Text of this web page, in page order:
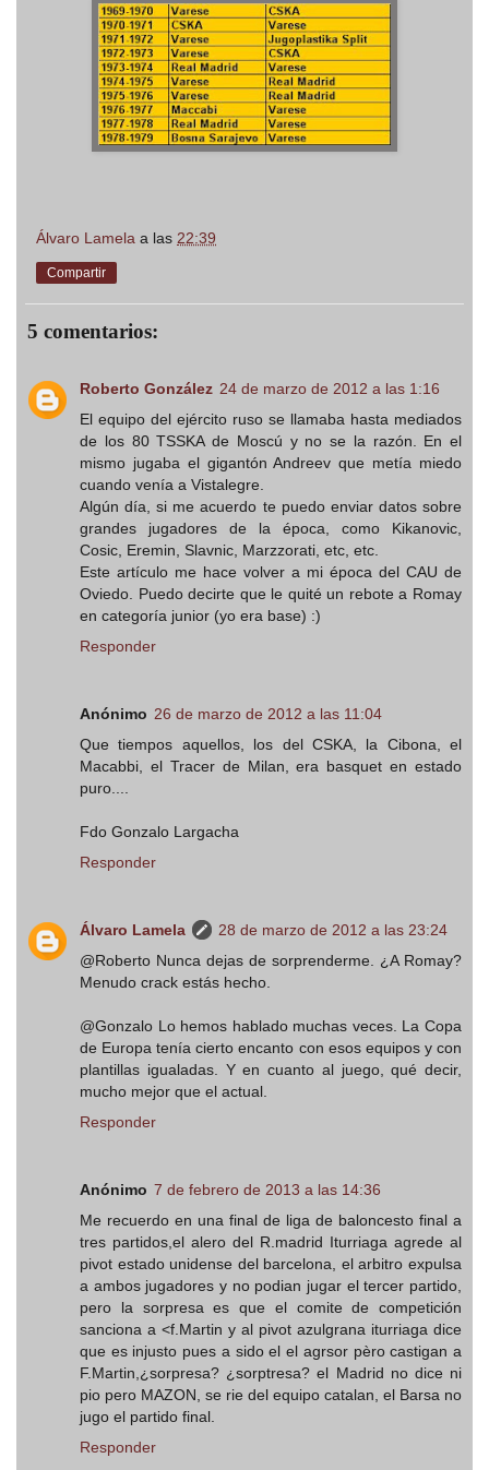
Álvaro Lamela a las 22:39
Compartir
5 comentarios:
Roberto González 24 de marzo de 2012 a las 1:16
El equipo del ejército ruso se llamaba hasta mediados
de los 80 TSSKA de Moscú y no se la razón. En el
mismo jugaba el gigantón Andreev que metía miedo
cuando venía a Vistalegre.
Algún día, si me acuerdo te puedo enviar datos sobre
grandes jugadores de la época, como Kikanovic,
Cosic, Eremin, Slavnic, Marzzorati, etc, etc.
Este artículo me hace volver a mi época del CAU de
Oviedo. Puedo decirte que le quité un rebote a Romay
en categoría junior (yo era base) :)
Responder
Anónimo 26 de marzo de 2012 a las 11:04
Que tiempos aquellos, los del CSKA, la Cibona, el
Macabbi, el Tracer de Milan, era basquet en estado
puro....
Fdo Gonzalo Largacha
Responder
Álvaro Lamela
28 de marzo de 2012 a las 23:24
@Roberto Nunca dejas de sorprenderme. ¿A Romay?
Menudo crack estás hecho.
@Gonzalo Lo hemos hablado muchas veces. La Copa
de Europa tenía cierto encanto con esos equipos y con
plantillas igualadas. Y en cuanto al juego, qué decir,
mucho mejor que el actual.
Responder
Anónimo 7 de febrero de 2013 a las 14:36
Me recuerdo en una final de liga de baloncesto final a
tres partidos,el alero del R.madrid Iturriaga agrede al
pivot estado unidense del barcelona, el arbitro expulsa
a ambos jugadores y no podian jugar el tercer partido,
pero la sorpresa es que el comite de competición
sanciona a <f.Martin y al pivot azulgrana iturriaga dice
que es injusto pues a sido el el agrsor pèro castigan a
F.Martin,¿sorpresa? ¿sorptresa? el Madrid no dice ni
pio pero MAZON, se rie del equipo catalan, el Barsa no
jugo el partido final.
Responder